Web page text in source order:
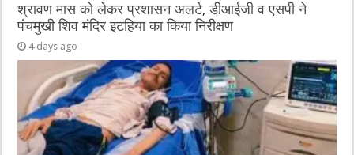
श्रावण मास को लेकर प्रशासन अलर्ट, डीआईजी व एसपी ने
पंचमुखी शिव मंदिर इटहिया का किया निरीक्षण
4 days ago